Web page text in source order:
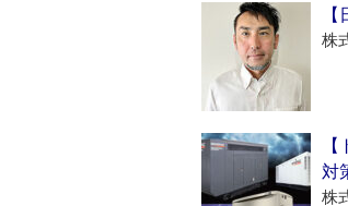
株
対
株